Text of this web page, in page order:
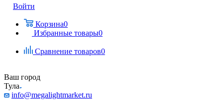
Войти
Корзина0
Избранные товары0
Сравнение товаров0
Ваш город
Тула
info@megalightmarket.ru